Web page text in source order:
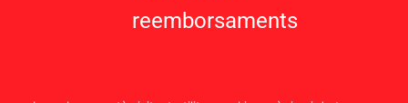
reemborsaments